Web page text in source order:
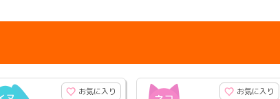
お気に入り お気に入り